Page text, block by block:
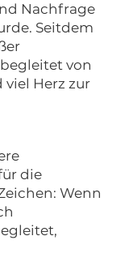
Nachfrage
Seitdem
von
viel Herz zur
die
Wenn